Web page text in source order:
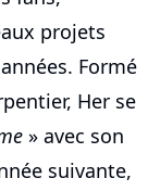
projets
Formé
Her se
» avec son
suivante,